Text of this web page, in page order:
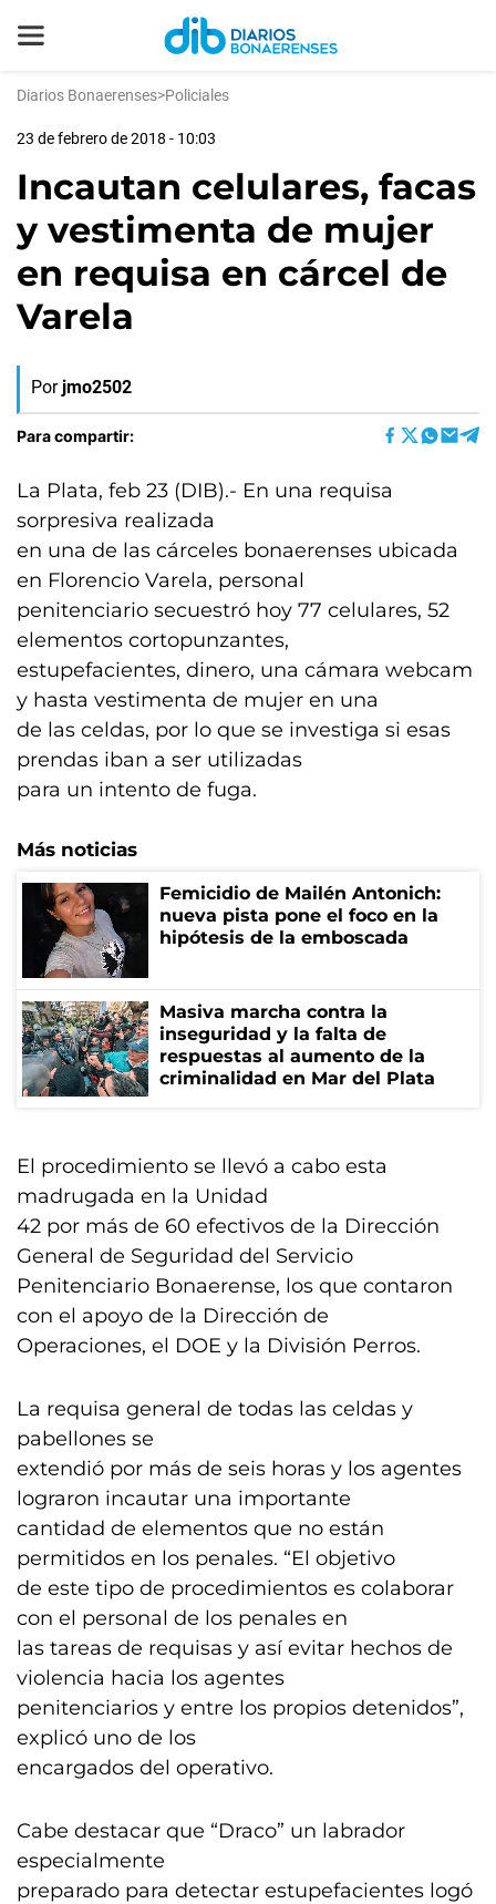
Diarios Bonaerenses>Policiales
23 de febrero de 2018 - 10:03
Incautan celulares, facas
y vestimenta de mujer
en requisa en cárcel de
Varela
Por jmo2502
Para compartir:
La Plata, feb 23 (DIB).- En una requisa
sorpresiva realizada
en una de las cárceles bonaerenses ubicada
en Florencio Varela, personal
penitenciario secuestró hoy 77 celulares, 52
elementos cortopunzantes,
estupefacientes, dinero, una cámara webcam
y hasta vestimenta de mujer en una
de las celdas, por lo que se investiga si esas
prendas iban a ser utilizadas
para un intento de fuga.
Más noticias
Femicidio de Mailén Antonich:
nueva pista pone el foco en la
hipótesis de la emboscada
Masiva marcha contra la
inseguridad y la falta de
respuestas al aumento de la
criminalidad en Mar del Plata
El procedimiento se llevó a cabo esta
madrugada en la Unidad
42 por más de 60 efectivos de la Dirección
General de Seguridad del Servicio
Penitenciario Bonaerense, los que contaron
con el apoyo de la Dirección de
Operaciones, el DOE y la División Perros.
La requisa general de todas las celdas y
pabellones se
extendió por más de seis horas y los agentes
lograron incautar una importante
cantidad de elementos que no están
permitidos en los penales. “El objetivo
de este tipo de procedimientos es colaborar
con el personal de los penales en
las tareas de requisas y así evitar hechos de
violencia hacia los agentes
penitenciarios y entre los propios detenidos”,
explicó uno de los
encargados del operativo.
Cabe destacar que “Draco” un labrador
especialmente
preparado para detectar estupefacientes logó